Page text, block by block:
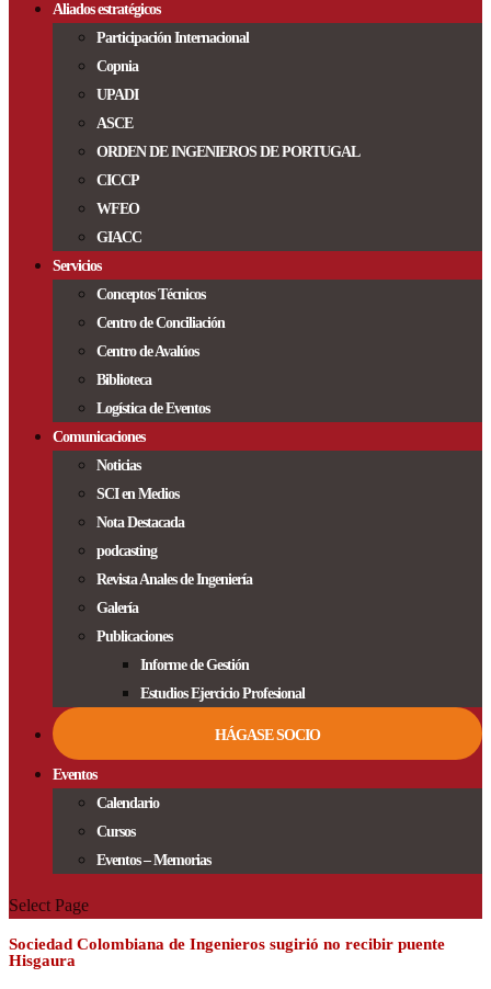
Aliados estratégicos
Participación Internacional
Copnia
UPADI
ASCE
ORDEN DE INGENIEROS DE PORTUGAL
CICCP
WFEO
GIACC
Servicios
Conceptos Técnicos
Centro de Conciliación
Centro de Avalúos
Biblioteca
Logística de Eventos
Comunicaciones
Noticias
SCI en Medios
Nota Destacada
podcasting
Revista Anales de Ingeniería
Galería
Publicaciones
Informe de Gestión
Estudios Ejercicio Profesional
HÁGASE SOCIO
Eventos
Calendario
Cursos
Eventos – Memorias
Select Page
Sociedad Colombiana de Ingenieros sugirió no recibir puente
Hisgaura